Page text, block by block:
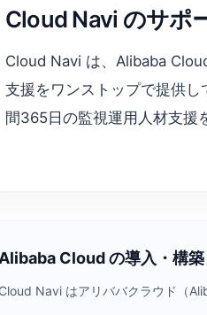
Cloud Navi のサポ
Cloud Navi は、Alibaba
支援をワンストップで提供
間365日の監視運用人材支援
Alibaba Cloud の導入・構
Cloud Navi はアリババクラウド（